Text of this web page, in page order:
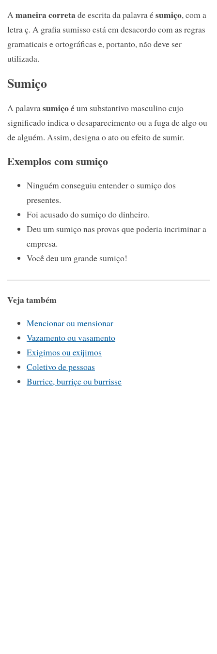
Amaneira corretade escrita da palavra ésumiço, com a
letra ç. A grafia sumisso está em desacordo com as regras
gramaticais e ortográficas e, portanto, não deve ser
utilizada.
Sumiço
A palavrasumiçoé um substantivo masculino cujo
significado indica o desaparecimento ou a fuga de algo ou
de alguém. Assim, designa o ato ou efeito de sumir.
Exemplos com sumiço
Ninguém conseguiu entender o sumiço dos
presentes.
Foi acusado do sumiço do dinheiro.
Deu um sumiço nas provas que poderia incriminar a
empresa.
Você deu um grande sumiço!
Veja também
Mencionar ou mensionar
Vazamento ou vasamento
Exigimos ou exijimos
Coletivo de pessoas
Burrice, burriçe ou burrisse